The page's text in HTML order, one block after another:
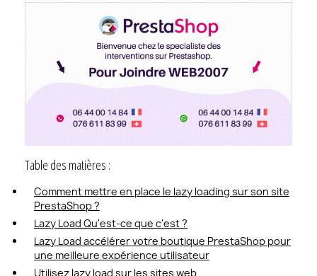
Table des matières :
Comment mettre en place le lazy loading sur son site
PrestaShop ?
Lazy Load Qu'est-ce que c'est ?
Lazy Load accélérer votre boutique PrestaShop pour
une meilleure expérience utilisateur
Utilisez lazy load sur les sites web